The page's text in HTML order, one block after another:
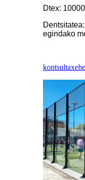
Dtex: 10000
egindako
kontsulta